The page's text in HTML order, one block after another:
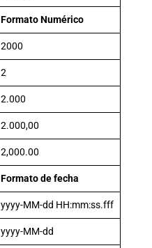
Formato Numérico
2000
2
2.000
2.000,00
2,000.00
Formato de fecha
yyyy-MM-dd HH:mm:ss.fff
yyyy-MM-dd